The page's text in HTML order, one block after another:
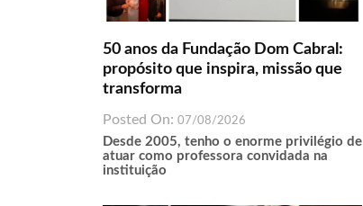
50 anos da Fundação Dom Cabral:
propósito que inspira, missão que
transforma
Posted On: 07/08/2026
Desde 2005, tenho o enorme privilégio de
atuar como professora convidada na
instituição